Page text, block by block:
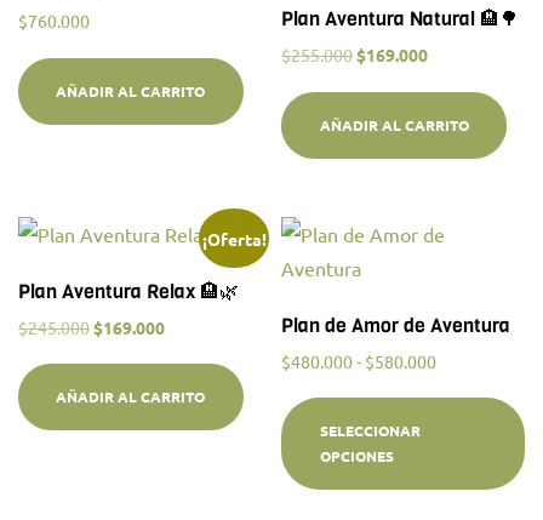
$760.000
AÑADIR AL CARRITO
Plan Aventura Natural 🏨🌳
$255.000$169.000
AÑADIR AL CARRITO
¡Oferta!
Plan Aventura Relax 🏨🌿
$245.000$169.000
AÑADIR AL CARRITO
Plan de Amor de Aventura
$480.000- $580.000
SELECCIONAR
OPCIONES